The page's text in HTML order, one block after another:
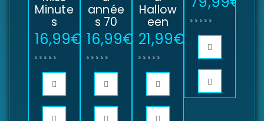
Minute
s
16,99€
année
s 70
16,99€
Hallow
een
21,99€